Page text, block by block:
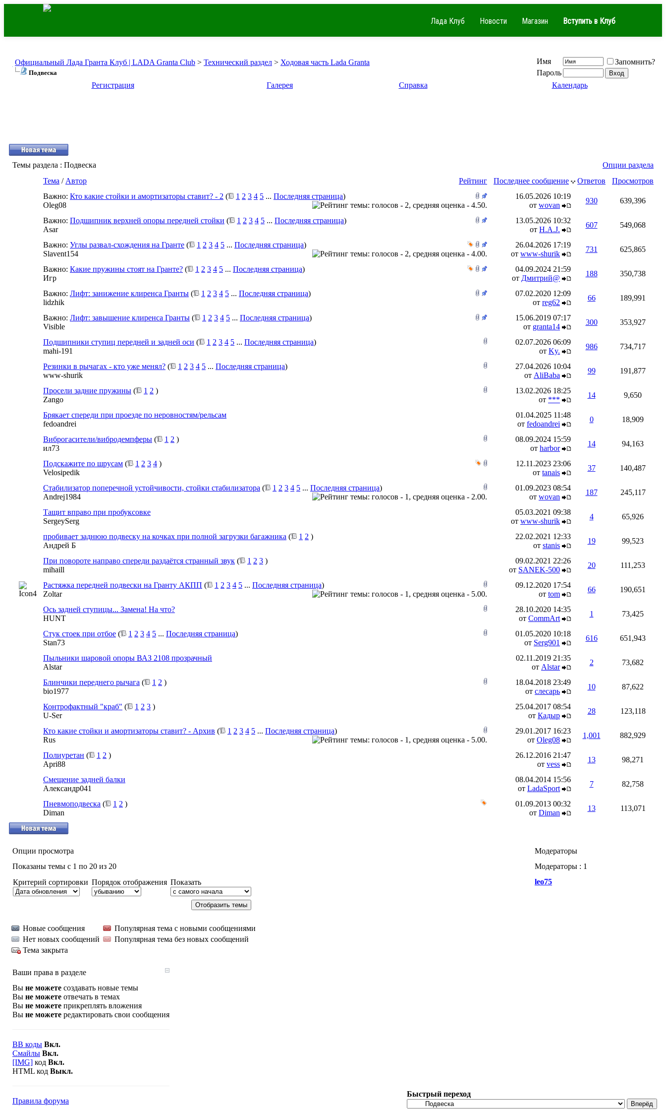
Лада Клуб Новости Магазин Вступить в Клуб
Официальный Лада Гранта Клуб | LADA Granta Club > Технический раздел > Ходовая часть Lada Granta
Подвеска
Имя
Запомнить?
Пароль
Регистрация
Галерея Справка Календарь
Темы раздела : Подвеска
Опции раздела
Рейтинг
Тема / Автор Последнее сообщение Ответов
Просмотров
Важно: Кто какие стойки и амортизаторы ставит? - 2 ( 1 2 3 4 5 ... Последняя страница)
Oleg08
16.05.2026 10:19
от wovan
930 639,396
Важно: Подшипник верхней опоры передней стойки ( 1 2 3 4 5 ... Последняя страница)
Asar
13.05.2026 10:32
от H.A.J.
607 549,068
Важно: Углы развал-схождения на Гранте ( 1 2 3 4 5 ... Последняя страница)
Slavent154
26.04.2026 17:19
от www-shurik
731 625,865
Важно: Какие пружины стоят на Гранте? ( 1 2 3 4 5 ... Последняя страница)
Игр
04.09.2024 21:59
от Дмитрий@
188 350,738
Важно: Лифт: занижение клиренса Гранты ( 1 2 3 4 5 ... Последняя страница)
lidzhik
07.02.2020 12:09
от reg62
66 189,991
Важно: Лифт: завышение клиренса Гранты ( 1 2 3 4 5 ... Последняя страница)
Visible
15.06.2019 07:17
от granta14
300 353,927
Подшипники ступиц передней и задней оси ( 1 2 3 4 5 ... Последняя страница)
mahi-191
02.07.2026 06:09
от Ky.
986 734,717
Резинки в рычагах - кто уже менял? ( 1 2 3 4 5 ... Последняя страница)
www-shurik
27.04.2026 10:04
от AliBaba
99 191,877
Просели задние пружины ( 1 2 )
Zango
13.02.2026 18:25
от ***
14 9,650
Брякает спереди при проезде по неровностям/рельсам
fedoandrei
01.04.2025 11:48
от fedoandrei
0 18,909
Виброгасители/вибродемпферы ( 1 2 )
ил73
08.09.2024 15:59
от harbor
14 94,163
Подскажите по шрусам ( 1 2 3 4 )
Velosipedik
12.11.2023 23:06
от tanais
37 140,487
Стабилизатор поперечной устойчивости, стойки стабилизатора ( 1 2 3 4 5 ... Последняя страница)
Andrej1984
01.09.2023 08:54
от wovan
187 245,117
Тащит вправо при пробуксовке
SergeySerg
05.03.2021 09:38
от www-shurik
4 65,926
пробивает заднюю подвеску на кочках при полной загрузки багажника ( 1 2 )
Андрей Б
22.02.2021 12:33
от stanis
19 99,523
При повороте направо спереди раздаётся странный звук ( 1 2 3 )
mihaill
09.02.2021 22:26
от SANEK-500
20 111,253
Растяжка передней подвески на Гранту АКПП ( 1 2 3 4 5 ... Последняя страница)
Zoltar
09.12.2020 17:54
от tom
66 190,651
Ось задней ступицы... Замена! На что?
HUNT
28.10.2020 14:35
от CommArt
1 73,425
Стук стоек при отбое ( 1 2 3 4 5 ... Последняя страница)
Stan73
01.05.2020 10:18
от Serg901
616 651,943
Пыльники шаровой опоры ВАЗ 2108 прозрачный
Alstar
02.11.2019 21:35
от Alstar
2 73,682
Блинчики переднего рычага ( 1 2 )
bio1977
18.04.2018 23:49
от слесарь
10 87,622
Контрофактный "краб" ( 1 2 3 )
U-Ser
25.04.2017 08:54
от Кадыр
28 123,118
Кто какие стойки и амортизаторы ставит? - Архив ( 1 2 3 4 5 ... Последняя страница)
Rus
29.01.2017 16:23
от Oleg08
1,001 882,929
Полиуретан ( 1 2 )
Apri88
26.12.2016 21:47
от vess
13 98,271
Смещение задней балки
Александр041
08.04.2014 15:56
от LadaSport
7 82,758
Пневмоподвеска ( 1 2 )
Diman
01.09.2013 00:32
от Diman
13 113,071
Опции просмотра
Модераторы
Показаны темы с 1 по 20 из 20
Модераторы : 1
Критерий сортировки Порядок отображения Показать leo75
Новые сообщения
Популярная тема с новыми сообщениями
Нет новых сообщений
Популярная тема без новых сообщений
Тема закрыта
Ваши права в разделе
Вы не можете создавать новые темы
Вы не можете отвечать в темах
Вы не можете прикреплять вложения
Вы не можете редактировать свои сообщения
BB коды Вкл.
Смайлы Вкл.
[IMG] код Вкл.
HTML код Выкл.
Правила форума
Быстрый переход